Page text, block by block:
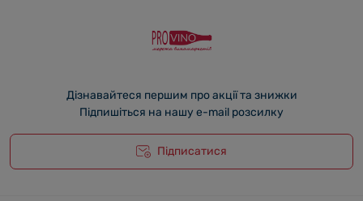
Дізнавайтеся першим про акції та знижки
Підпишіться на нашу e-mail розсилку
Підписатися